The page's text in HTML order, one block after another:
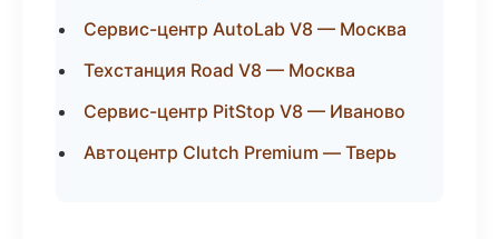
Сервис-центр AutoLab V8 — Москва
Техстанция Road V8 — Москва
Сервис-центр PitStop V8 — Иваново
Автоцентр Clutch Premium — Тверь